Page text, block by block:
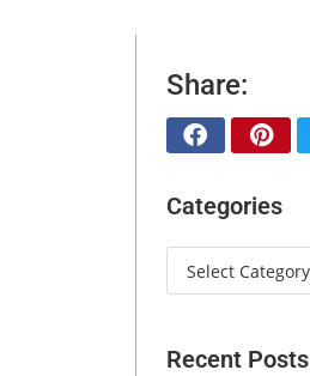
Share:
Categories
Recent Posts